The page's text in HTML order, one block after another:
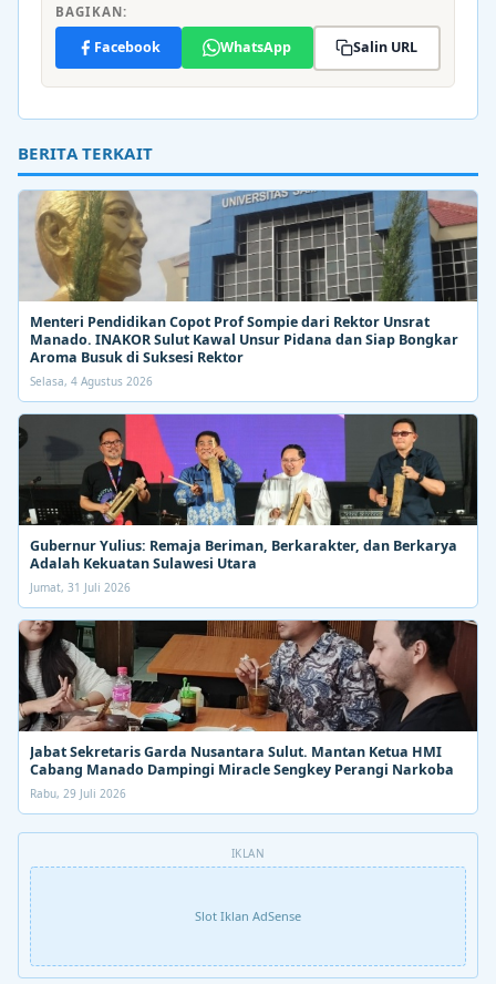
BAGIKAN:
Facebook WhatsApp Salin URL
BERITA TERKAIT
Menteri Pendidikan Copot Prof Sompie dari Rektor Unsrat
Manado. INAKOR Sulut Kawal Unsur Pidana dan Siap Bongkar
Aroma Busuk di Suksesi Rektor
Selasa, 4 Agustus 2026
Gubernur Yulius: Remaja Beriman, Berkarakter, dan Berkarya
Adalah Kekuatan Sulawesi Utara
Jumat, 31 Juli 2026
Jabat Sekretaris Garda Nusantara Sulut. Mantan Ketua HMI
Cabang Manado Dampingi Miracle Sengkey Perangi Narkoba
Rabu, 29 Juli 2026
IKLAN
Slot Iklan AdSense